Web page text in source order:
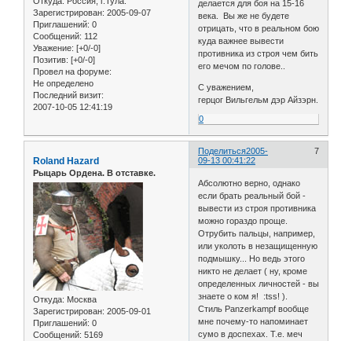
Зарегистрирован: 2005-09-07
Приглашений: 0
Сообщений: 112
Уважение: [+0/-0]
Позитив: [+0/-0]
Провел на форуме:
Не определено
Последний визит:
2007-10-05 12:41:19
делается для боя на 15-16
века. Вы же не будете
отрицать, что в реальном бою
куда важнее вывести
противника из строя чем бить
его мечом по голове..
С уважением,
герцог Вильгельм дэр Айзэрн.
0
Поделиться 7
2005-
09-13 00:41:22
Roland Hazard
Рыцарь Ордена. В отставке.
Откуда: Москва
Зарегистрирован: 2005-09-01
Приглашений: 0
Сообщений: 5169
Абсолютно верно, однако
если брать реальный бой -
вывести из строя противника
можно гораздо проще.
Отрубить пальцы, например,
или уколоть в незащищенную
подмышку... Но ведь этого
никто не делает ( ну, кроме
определенных личностей - вы
знаете о ком я! :tss! ).
Стиль Panzerkampf вообще
мне почему-то напоминает
сумо в доспехах. Т.е. меч